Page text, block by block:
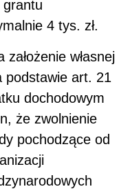
grantu
4 tys. zł.
własnej
podstawie art. 21
dochodowym
że zwolnienie
pochodzące od